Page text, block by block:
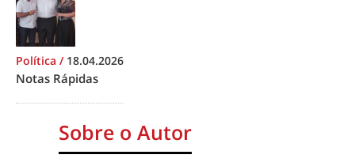
Política / 18.04.2026
Notas Rápidas
Sobre o Autor